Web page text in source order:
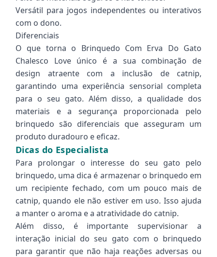
Versátil para jogos independentes ou interativos
com o dono.
Diferenciais
O que torna o Brinquedo Com Erva Do Gato
Chalesco Love único é a sua combinação de
design atraente com a inclusão de catnip,
garantindo uma experiência sensorial completa
para o seu gato. Além disso, a qualidade dos
materiais e a segurança proporcionada pelo
brinquedo são diferenciais que asseguram um
produto duradouro e eficaz.
Dicas do Especialista
Para prolongar o interesse do seu gato pelo
brinquedo, uma dica é armazenar o brinquedo em
um recipiente fechado, com um pouco mais de
catnip, quando ele não estiver em uso. Isso ajuda
a manter o aroma e a atratividade do catnip.
Além disso, é importante supervisionar a
interação inicial do seu gato com o brinquedo
para garantir que não haja reações adversas ou